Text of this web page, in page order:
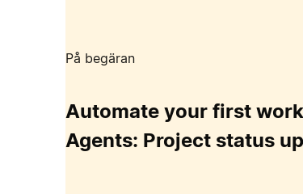
På begäran
Automate your first
Agents: Project status